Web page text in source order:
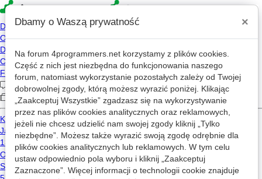
4p » Forum
Coyote
« 1 2 ... 200 ... 222 »
Github
Liczba przekierowań: 4438
Test
Dbamy o Waszą prywatność ×
Na forum 4programmers.net korzystamy z plików cookies.
Część z nich jest niezbędna do funkcjonowania naszego
forum, natomiast wykorzystanie pozostałych zależy od Twojej
dobrowolnej zgody, którą możesz wyrazić poniżej. Klikając
„Zaakceptuj Wszystkie” zgadzasz się na wykorzystywanie
przez nas plików cookies analitycznych oraz reklamowych,
jeżeli nie chcesz udzielić nam swojej zgody kliknij „Tylko
niezbędne”. Możesz także wyrazić swoją zgodę odrębnie dla
plików cookies analitycznych lub reklamowych. W tym celu
ustaw odpowiednio pola wyboru i kliknij „Zaakceptuj
Zaznaczone”. Więcej informacji o technologii cookie znajduje